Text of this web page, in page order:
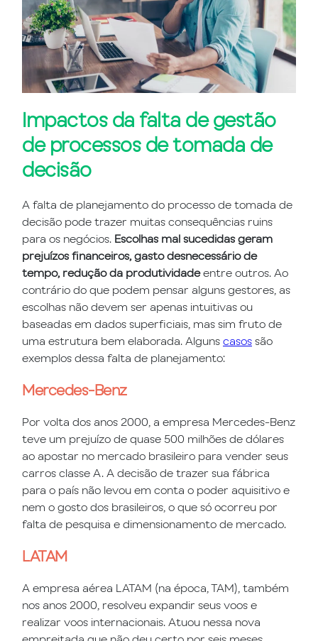
Impactos da falta de gestão
de processos de tomada de
decisão
A falta de planejamento do processo de tomada de
decisão pode trazer muitas consequências ruins
para os negócios. Escolhas mal sucedidas geram
prejuízos financeiros, gasto desnecessário de
tempo, redução da produtividadeentre outros. Ao
contrário do que podem pensar alguns gestores, as
escolhas não devem ser apenas intuitivas ou
baseadas em dados superficiais, mas sim fruto de
uma estrutura bem elaborada. Alguns casos são
exemplos dessa falta de planejamento:
Mercedes-Benz
Por volta dos anos 2000, a empresa Mercedes-Benz
teve um prejuízo de quase 500 milhões de dólares
ao apostar no mercado brasileiro para vender seus
carros classe A. A decisão de trazer sua fábrica
para o país não levou em conta o poder aquisitivo e
nem o gosto dos brasileiros, o que só ocorreu por
falta de pesquisa e dimensionamento de mercado.
LATAM
A empresa aérea LATAM (na época, TAM), também
nos anos 2000, resolveu expandir seus voos e
realizar voos internacionais. Atuou nessa nova